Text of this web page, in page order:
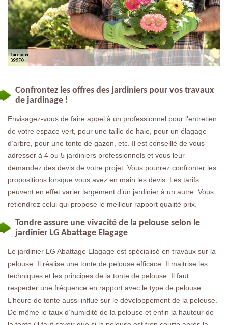
Confrontez les offres des jardiniers pour vos travaux
de jardinage !
Envisagez-vous de faire appel à un professionnel pour l’entretien
de votre espace vert, pour une taille de haie, pour un élagage
d’arbre, pour une tonte de gazon, etc. Il est conseillé de vous
adresser à 4 ou 5 jardiniers professionnels et vous leur
demandez des devis de votre projet. Vous pourrez confronter les
propositions lorsque vous avez en main les devis. Les tarifs
peuvent en effet varier largement d’un jardinier à un autre. Vous
retiendrez celui qui propose le meilleur rapport qualité prix.
Tondre assure une vivacité de la pelouse selon le
jardinier LG Abattage Elagage
Le jardinier LG Abattage Elagage est spécialisé en travaux sur la
pelouse. Il réalise une tonte de pelouse efficace. Il maitrise les
techniques et les principes de la tonte de pelouse. Il faut
respecter une fréquence en rapport avec le type de pelouse.
L’heure de tonte aussi influe sur le développement de la pelouse.
De même le taux d’humidité de la pelouse et enfin la hauteur de